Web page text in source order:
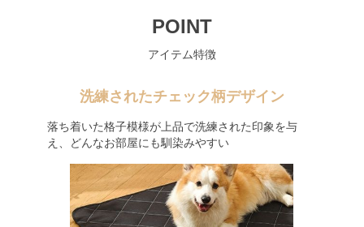
POINT
アイテム特徴
洗練されたチェック柄デザイン
落ち着いた格子模様が上品で洗練された印象を与
え、どんなお部屋にも馴染みやすい